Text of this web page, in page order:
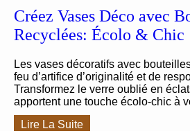
Créez Vases Déco avec
Recyclées: Écolo & Chic
Les vases décoratifs avec
feu d’artifice d’originalité et de
Transformez le verre oublié en
apportent une touche écolo-chic à
Lire La Suite